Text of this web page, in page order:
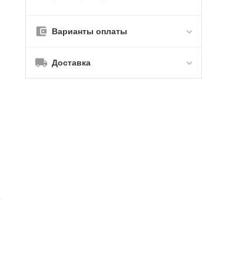
Варианты оплаты
Доставка